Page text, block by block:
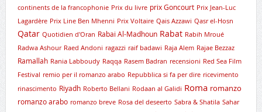
continents de la francophonie Prix du livre prix Goncourt Prix Jean-Luc
Lagardère Prix Line Ben Mhenni Prix Voltaire Qais Azzawi Qasr el-Hosn
Qatar Quotidien d'Oran Rabai Al-Madhoun Rabat Rabih Mroué
Radwa Ashour Raed Andoni ragazzi raif badawi Raja Alem Rajae Bezzaz
Ramallah Rania Labboudy Raqqa Rasem Badran recensioni Red Sea Film
Festival remio per il romanzo arabo Repubblica si fa per dire ricevimento
rinascimento Riyadh Roberto Bellani Rodaan al Galidi Roma romanzo
romanzo arabo romanzo breve Rosa del deseerto Sabra & Shatila Sahar